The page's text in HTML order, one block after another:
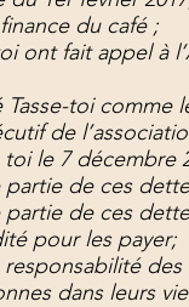
du café ;
ont fait appel à
toi comme
de
le 7 décembre
partie de ces
de ces
pour les payer;
dans leurs